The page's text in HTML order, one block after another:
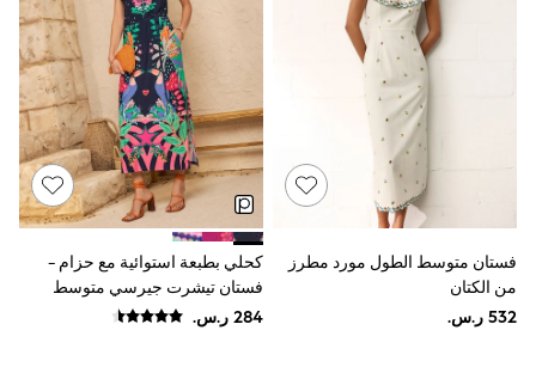
Sun Hats & Caps
Resort Styles
Boys' Holiday Shop
Boys' Travel Styles
Sunset Styles
Occasionwear
Sets & Outfits
Linen Collection
Tops & T-Shirts
Shirts
Swimwear
فستان متوسط الطول مورد مطرز
من الكتان
كحلي بطبعة استوائية مع حزام -
فستان تيشرت جيرسي متوسط
الطول من Love & Roses